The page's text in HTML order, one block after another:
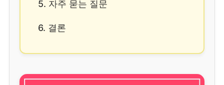
5. 자주 묻는 질문
6. 결론